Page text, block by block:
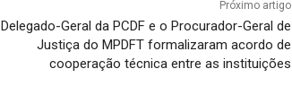
Próximo artigo
Delegado-Geral da PCDF e o Procurador-Geral de
Justiça do MPDFT formalizaram acordo de
cooperação técnica entre as instituições